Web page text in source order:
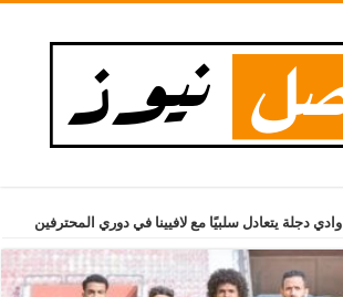
وادي دجلة يتعادل سلبيًا مع لافيينا في دوري المحترفين